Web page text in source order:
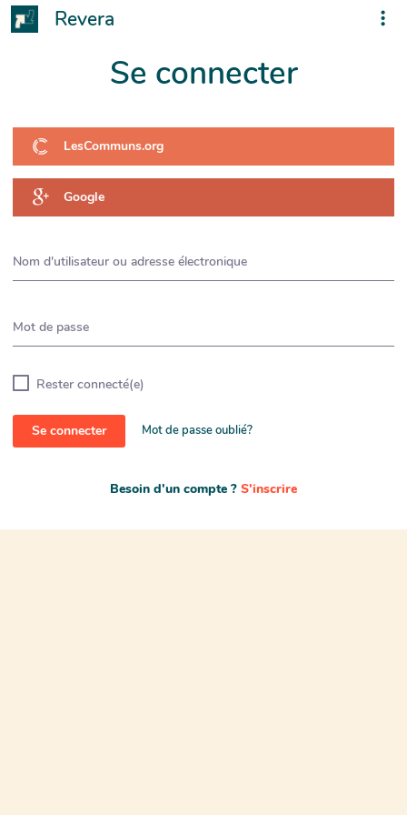
Revera
Se connecter
LesCommuns.org
Google
Nom d'utilisateur ou adresse électronique
Mot de passe
Rester connecté(e)
Se connecter Mot de passe oublié?
Besoin d'un compte ? S'inscrire